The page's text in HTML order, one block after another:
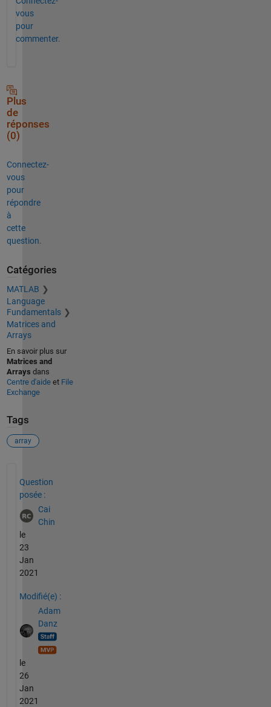
vous
pour
commenter.
Plus
de
réponses
(0)
Connectez-
vous
pour
répondre
à
cette
question.
Catégories
MATLAB
Language
Fundamentals
Matrices and
Arrays
En savoir plus sur
Matrices and
Arrays dans
Centre d'aideet File
Exchange
Tags
array
Question
posée :
Cai
Chin
le
23
Jan
2021
Modifié(e) :
Adam
Danz
le
26
Jan
2021